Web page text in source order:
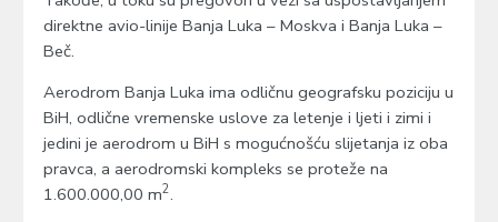
direktne avio-linije Banja Luka – Moskva i Banja Luka –
Beč.
Aerodrom Banja Luka ima odličnu geografsku poziciju u
BiH, odlične vremenske uslove za letenje i ljeti i zimi i
jedini je aerodrom u BiH s mogućnošću slijetanja iz oba
pravca, a aerodromski kompleks se proteže na
1.600.000,00 m2.